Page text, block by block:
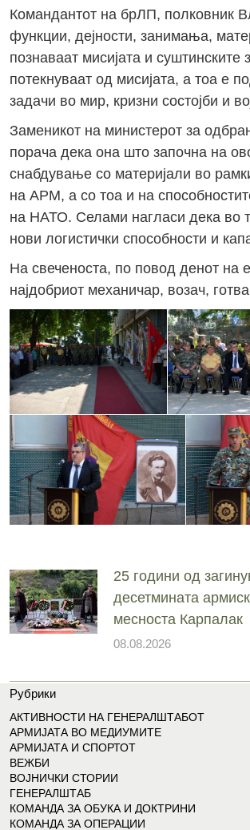
Командантот на брЛП, полковник
функции, дејности, занимања,
познаваат мисијата и
потекнуваат од мисијата, а тоа е
задачи во мир, кризни состојби и
Заменикот на министерот за
порача дека она што започна на
снабдување со материјали во
на АРМ, а со тоа и на
на НАТО. Селами нагласи дека во
нови логистички способности и
На свеченоста, по повод денот на
најдобриот механичар, возач,
25 години од
десетмината
месноста Карпалак
08.08.2026
Рубрики
АКТИВНОСТИ НА ГЕНЕРАЛШТАБОТ
АРМИЈАТА ВО МЕДИУМИТЕ
АРМИЈАТА И СПОРТОТ
ВЕЖБИ
ВОЈНИЧКИ СТОРИИ
ГЕНЕРАЛШТАБ
КОМАНДА ЗА ОБУКА И ДОКТРИНИ
КОМАНДА ЗА ОПЕРАЦИИ